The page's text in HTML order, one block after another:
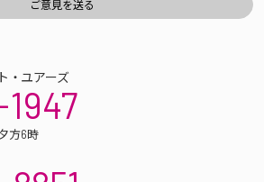
・ユアーズ
方6時